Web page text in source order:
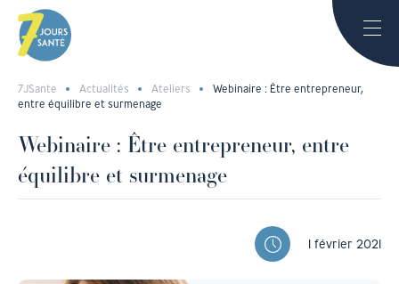
7JSante Actualités Ateliers
Webinaire : Être entrepreneur,
entre équilibre et surmenage
Webinaire : Être entrepreneur, entre
équilibre et surmenage
1 février 2021